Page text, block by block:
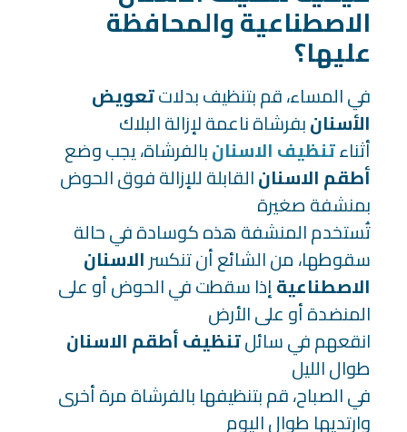
الاصطناعية والمحافظة
عليها؟
في المساء، قم بتنظيف بدلاتتعويض
الأسنانبفرشاة ناعمة لإزالة البلاك
أثناءتنظيف الاسنانبالفرشاة، يجب وضع
أطقم الاسنانالقابلة للإزالة فوق الحوض
بمنشفة صغيرة
تُستخدم المنشفة هذه كوسادة في حالة
سقوطها، من الشائع أن تنكسرالاسنان
الاصطناعيةإذا سقطت في الحوض أو على
المنضدة أو على الأرض
انقعهم في سائلتنظيف أطقم الاسنان
طوال الليل
في الصباح، قم بتنظيفها بالفرشاة مرة أخرى
وارتديها طوال اليوم